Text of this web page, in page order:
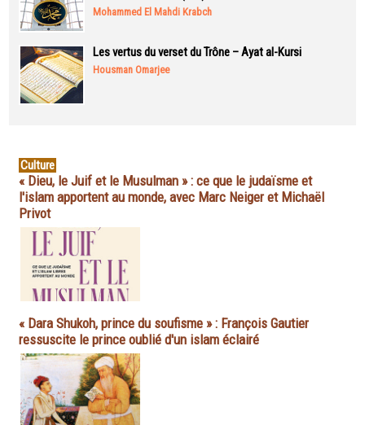
Mohammed El Mahdi Krabch
Les vertus du verset du Trône – Ayat al-Kursi
Housman Omarjee
Culture
« Dieu, le Juif et le Musulman » : ce que le judaïsme et
l'islam apportent au monde, avec Marc Neiger et Michaël
Privot
« Dara Shukoh, prince du soufisme » : François Gautier
ressuscite le prince oublié d'un islam éclairé